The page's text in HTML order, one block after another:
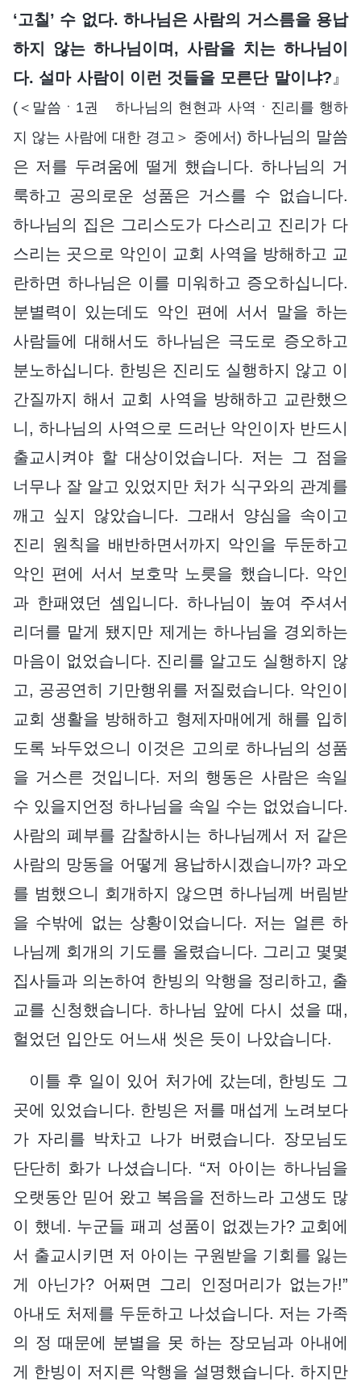
‘고칠’ 수 없다. 하나님은 사람의 거스름을 용납
하지 않는 하나님이며, 사람을 치는 하나님이
다. 설마 사람이 이런 것들을 모른단 말이냐? 』
(＜말씀ㆍ1권 하나님의 현현과 사역ㆍ진리를 행하
지 않는 사람에 대한 경고＞ 중에서) 하나님의 말씀
은 저를 두려움에 떨게 했습니다. 하나님의 거
룩하고 공의로운 성품은 거스를 수 없습니다.
하나님의 집은 그리스도가 다스리고 진리가 다
스리는 곳으로 악인이 교회 사역을 방해하고 교
란하면 하나님은 이를 미워하고 증오하십니다.
분별력이 있는데도 악인 편에 서서 말을 하는
사람들에 대해서도 하나님은 극도로 증오하고
분노하십니다. 한빙은 진리도 실행하지 않고 이
간질까지 해서 교회 사역을 방해하고 교란했으
니, 하나님의 사역으로 드러난 악인이자 반드시
출교시켜야 할 대상이었습니다. 저는 그 점을
너무나 잘 알고 있었지만 처가 식구와의 관계를
깨고 싶지 않았습니다. 그래서 양심을 속이고
진리 원칙을 배반하면서까지 악인을 두둔하고
악인 편에 서서 보호막 노릇을 했습니다. 악인
과 한패였던 셈입니다. 하나님이 높여 주셔서
리더를 맡게 됐지만 제게는 하나님을 경외하는
마음이 없었습니다. 진리를 알고도 실행하지 않
고, 공공연히 기만행위를 저질렀습니다. 악인이
교회 생활을 방해하고 형제자매에게 해를 입히
도록 놔두었으니 이것은 고의로 하나님의 성품
을 거스른 것입니다. 저의 행동은 사람은 속일
수 있을지언정 하나님을 속일 수는 없었습니다.
사람의 폐부를 감찰하시는 하나님께서 저 같은
사람의 망동을 어떻게 용납하시겠습니까? 과오
를 범했으니 회개하지 않으면 하나님께 버림받
을 수밖에 없는 상황이었습니다. 저는 얼른 하
나님께 회개의 기도를 올렸습니다. 그리고 몇몇
집사들과 의논하여 한빙의 악행을 정리하고, 출
교를 신청했습니다. 하나님 앞에 다시 섰을 때,
헐었던 입안도 어느새 씻은 듯이 나았습니다.
이틀 후 일이 있어 처가에 갔는데, 한빙도 그
곳에 있었습니다. 한빙은 저를 매섭게 노려보다
가 자리를 박차고 나가 버렸습니다. 장모님도
단단히 화가 나셨습니다. “저 아이는 하나님을
오랫동안 믿어 왔고 복음을 전하느라 고생도 많
이 했네. 누군들 패괴 성품이 없겠는가? 교회에
서 출교시키면 저 아이는 구원받을 기회를 잃는
게 아닌가? 어쩌면 그리 인정머리가 없는가!”
아내도 처제를 두둔하고 나섰습니다. 저는 가족
의 정 때문에 분별을 못 하는 장모님과 아내에
게 한빙이 저지른 악행을 설명했습니다. 하지만